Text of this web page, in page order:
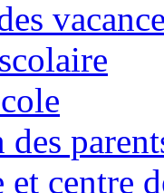
et centre